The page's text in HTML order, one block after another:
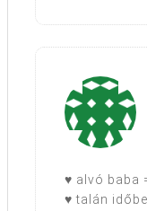
♥ alvó baba
♥ talán